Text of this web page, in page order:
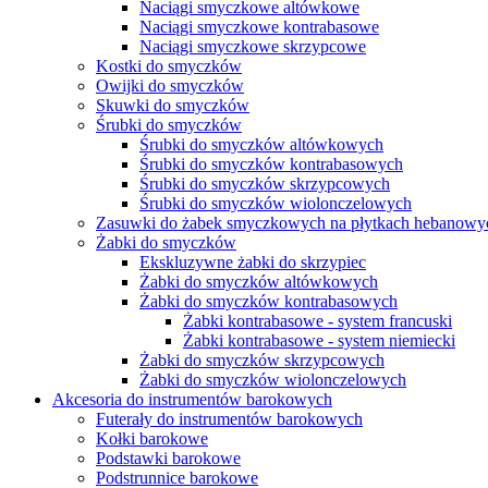
Naciągi smyczkowe altówkowe
Naciągi smyczkowe kontrabasowe
Naciągi smyczkowe skrzypcowe
Kostki do smyczków
Owijki do smyczków
Skuwki do smyczków
Śrubki do smyczków
Śrubki do smyczków altówkowych
Śrubki do smyczków kontrabasowych
Śrubki do smyczków skrzypcowych
Śrubki do smyczków wiolonczelowych
Zasuwki do żabek smyczkowych na płytkach
Żabki do smyczków
Ekskluzywne żabki do skrzypiec
Żabki do smyczków altówkowych
Żabki do smyczków kontrabasowych
Żabki kontrabasowe - system francuski
Żabki kontrabasowe - system niemiecki
Żabki do smyczków skrzypcowych
Żabki do smyczków wiolonczelowych
Akcesoria do instrumentów barokowych
Futerały do instrumentów barokowych
Kołki barokowe
Podstawki barokowe
Podstrunnice barokowe